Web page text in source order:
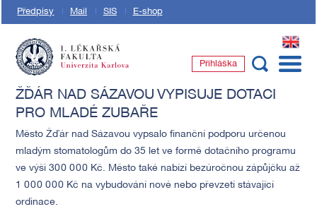
Předpisy Mail SIS E-shop
EN
Přihláška
ŽĎÁR NAD SÁZAVOU VYPISUJE DOTACI
PRO MLADÉ ZUBAŘE
Město Žďár nad Sázavou vypsalo finanční podporu určenou
mladým stomatologům do 35 let ve formě dotačního programu
ve výši 300 000 Kč. Město také nabízí bezúročnou zápůjčku až
1 000 000 Kč na vybudování nové nebo převzetí stávající
ordinace.